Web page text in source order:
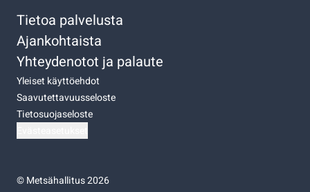
Tietoa palvelusta
Ajankohtaista
Yhteydenotot ja palaute
Yleiset käyttöehdot
Saavutettavuusseloste
Tietosuojaseloste
©Metsähallitus 2026